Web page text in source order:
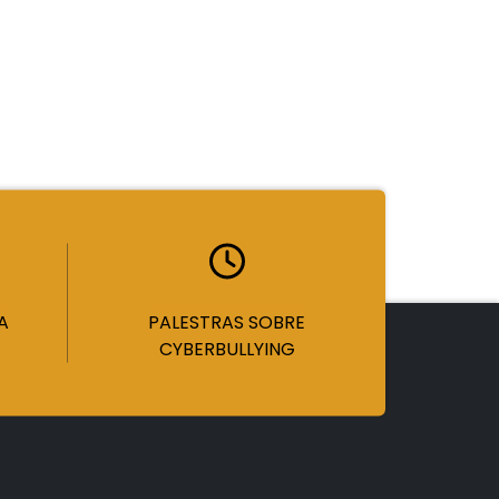
PALESTRAS SOBRE
CYBERBULLYING